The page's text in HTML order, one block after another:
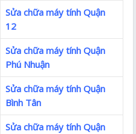
Sửa chữa máy tính Quận
12
Sửa chữa máy tính Quận
Phú Nhuận
Sửa chữa máy tính Quận
Bình Tân
Sửa chữa máy tính Quận